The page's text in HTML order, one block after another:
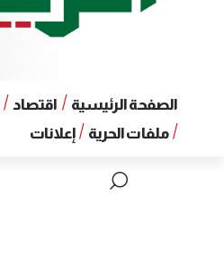
الصفحة الرئيسية اقتصاد
ملفات الحرية
إعلانات